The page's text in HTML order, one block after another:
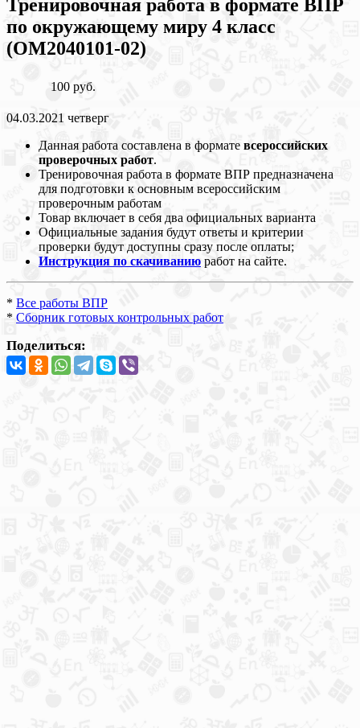
Тренировочная работа в формате ВПР
по окружающему миру 4 класс
(ОМ2040101-02)
100 руб.
04.03.2021 четверг
Данная работа составлена в формате всероссийских
проверочных работ.
Тренировочная работа в формате ВПР предназначена
для подготовки к основным всероссийским
проверочным работам
Товар включает в себя два официальных варианта
Официальные задания будут ответы и критерии
проверки будут доступны сразу после оплаты;
Инструкция по скачиванию работ на сайте.
* Все работы ВПР
* Сборник готовых контрольных работ
Поделиться: